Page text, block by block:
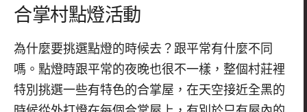
合掌村點燈活動
為什麼要挑選點燈的時候去？跟平常有什麼不同
嗎。點燈時跟平常的夜晚也很不一樣，整個村莊裡
特別挑選一些有特色的合掌屋，在天空接近全黑的